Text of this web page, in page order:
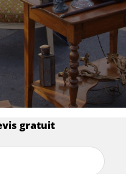
gratuit